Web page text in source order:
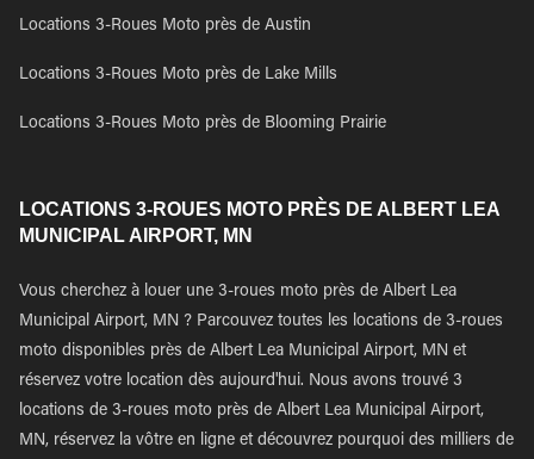
Locations 3-Roues Moto près de Austin
Locations 3-Roues Moto près de Lake Mills
Locations 3-Roues Moto près de Blooming Prairie
LOCATIONS 3-ROUES MOTO PRÈS DE ALBERT LEA
MUNICIPAL AIRPORT, MN
Vous cherchez à louer une 3-roues moto près de Albert Lea
Municipal Airport, MN ? Parcouvez toutes les locations de 3-roues
moto disponibles près de Albert Lea Municipal Airport, MN et
réservez votre location dès aujourd'hui. Nous avons trouvé 3
locations de 3-roues moto près de Albert Lea Municipal Airport,
MN, réservez la vôtre en ligne et découvrez pourquoi des milliers de